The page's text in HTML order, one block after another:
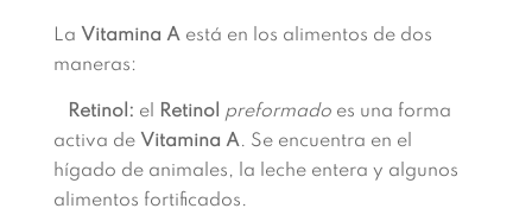
La Vitamina Aestá en los alimentos de dos
maneras:
Retinol: el Retinol preformadoes una forma
activa de Vitamina A. Se encuentra en el
hígado de animales, la leche entera y algunos
alimentos fortificados.